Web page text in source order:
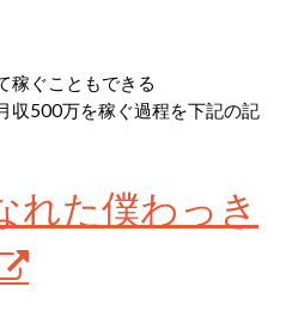
稼ぐこともできる
収500万を稼ぐ過程を下記の記
れた僕わっき